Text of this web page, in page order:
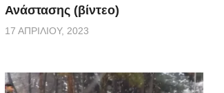
Ανάστασης (βίντεο)
17 ΑΠΡΙΛΊΟΥ, 2023